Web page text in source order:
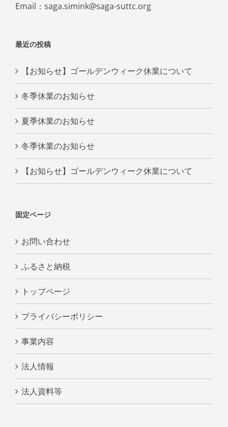
Email：saga.simink@saga-suttc.org
最近の投稿
【お知らせ】ゴールデンウィーク休業について
冬季休業のお知らせ
夏季休業のお知らせ
冬季休業のお知らせ
【お知らせ】ゴールデンウィーク休業について
固定ページ
お問い合わせ
ふるさと納税
トップページ
プライバシーポリシー
事業内容
法人情報
法人資料等